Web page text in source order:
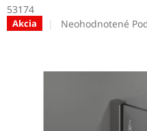
53174
Akcia
Priemerné
0,0
Neohodnotené